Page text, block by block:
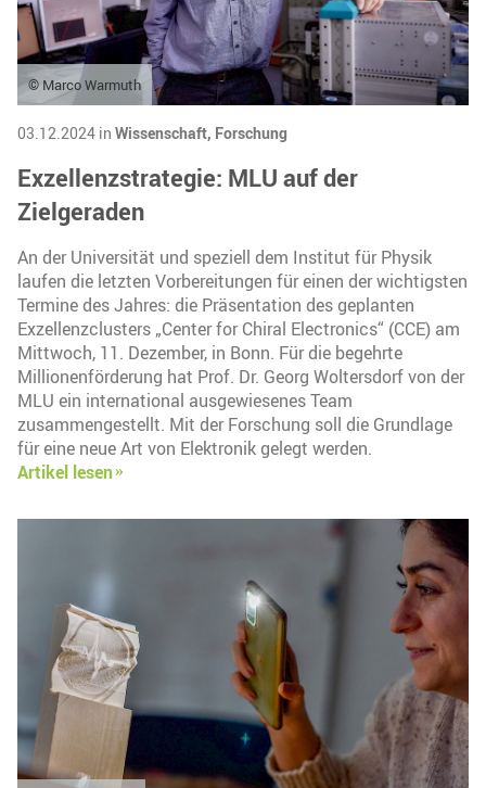
© Marco Warmuth
03.12.2024 in Wissenschaft, Forschung
Exzellenzstrategie: MLU auf der
Zielgeraden
An der Universität und speziell dem Institut für Physik
laufen die letzten Vorbereitungen für einen der wichtigsten
Termine des Jahres: die Präsentation des geplanten
Exzellenzclusters „Center for Chiral Electronics“ (CCE) am
Mittwoch, 11. Dezember, in Bonn. Für die begehrte
Millionenförderung hat Prof. Dr. Georg Woltersdorf von der
MLU ein international ausgewiesenes Team
zusammengestellt. Mit der Forschung soll die Grundlage
für eine neue Art von Elektronik gelegt werden.
Artikel lesen